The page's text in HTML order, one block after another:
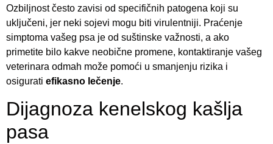
Ozbiljnost često zavisi od specifičnih patogena koji su
uključeni, jer neki sojevi mogu biti virulentniji. Praćenje
simptoma vašeg psa je od suštinske važnosti, a ako
primetite bilo kakve neobične promene, kontaktiranje vašeg
veterinara odmah može pomoći u smanjenju rizika i
osigurati efikasno lečenje.
Dijagnoza kenelskog kašlja
pasa